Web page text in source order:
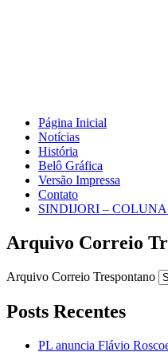
Página Inicial
Notícias
História
Belô Gráfica
Versão Impressa
Contato
SINDIJORI –
Arquivo Correio
Arquivo Correio Trespontano
Posts Recentes
PL anuncia Flávio